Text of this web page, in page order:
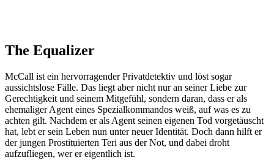
The Equalizer
McCall ist ein hervorragender Privatdetektiv und löst sogar
aussichtslose Fälle. Das liegt aber nicht nur an seiner Liebe zur
Gerechtigkeit und seinem Mitgefühl, sondern daran, dass er als
ehemaliger Agent eines Spezialkommandos weiß, auf was es zu
achten gilt. Nachdem er als Agent seinen eigenen Tod vorgetäuscht
hat, lebt er sein Leben nun unter neuer Identität. Doch dann hilft er
der jungen Prostituierten Teri aus der Not, und dabei droht
aufzufliegen, wer er eigentlich ist.